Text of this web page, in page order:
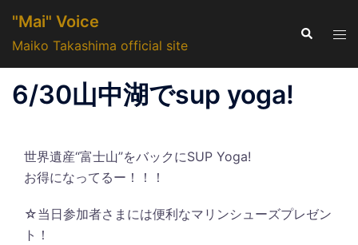
ン
"Mai" Voice
Maiko Takashima official site
検
索
ト
6/30山中湖でsup yoga!
世界遺産“富士山”をバックにSUP Yoga!
お得になってるー！！！
☆当日参加者さまには便利なマリンシューズプレゼン
ト！